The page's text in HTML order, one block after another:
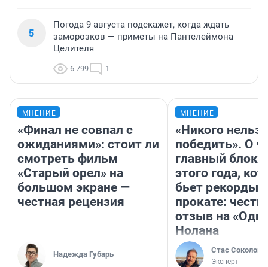
5
Погода 9 августа подскажет, когда ждать
заморозков — приметы на Пантелеймона
Целителя
6 799 1
МНЕНИЕ
«Финал не совпал с
ожиданиями»: стоит ли
смотреть фильм
«Старый орел» на
большом экране —
честная рецензия
Надежда Губарь
МНЕНИЕ
«Никого нельзя
победить». О
главный
этого года,
бьет рекорды в
прокате:
отзыв на
Нолана
Стас Соколов
Эксперт